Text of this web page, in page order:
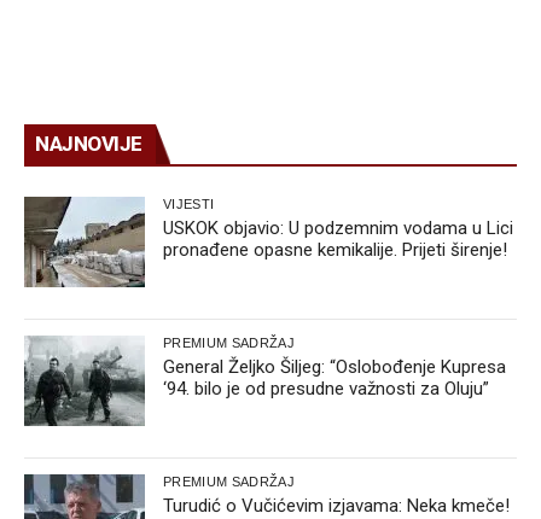
NAJNOVIJE
VIJESTI
USKOK objavio: U podzemnim vodama u Lici
pronađene opasne kemikalije. Prijeti širenje!
PREMIUM SADRŽAJ
General Željko Šiljeg: “Oslobođenje Kupresa
‘94. bilo je od presudne važnosti za Oluju”
PREMIUM SADRŽAJ
Turudić o Vučićevim izjavama: Neka kmeče!